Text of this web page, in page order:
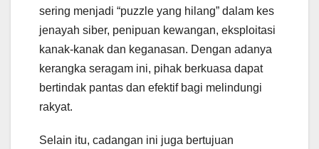
sering menjadi “puzzle yang hilang” dalam kes
jenayah siber, penipuan kewangan, eksploitasi
kanak-kanak dan keganasan. Dengan adanya
kerangka seragam ini, pihak berkuasa dapat
bertindak pantas dan efektif bagi melindungi
rakyat.
Selain itu, cadangan ini juga bertujuan